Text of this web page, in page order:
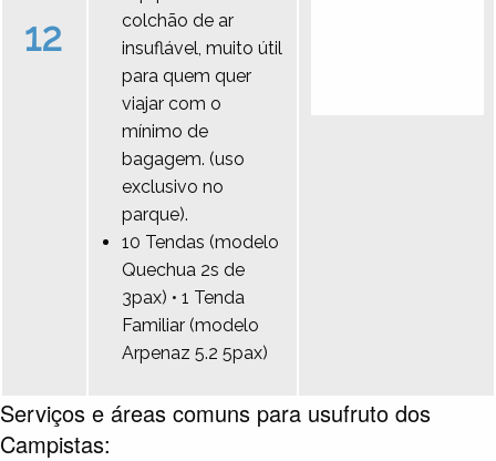
12
colchão de ar
insuflável, muito útil
para quem quer
viajar com o
mínimo de
bagagem. (uso
exclusivo no
parque).
10 Tendas (modelo
Quechua 2s de
3pax) • 1 Tenda
Familiar (modelo
Arpenaz 5.2 5pax)
Serviços e áreas comuns para usufruto dos
Campistas: